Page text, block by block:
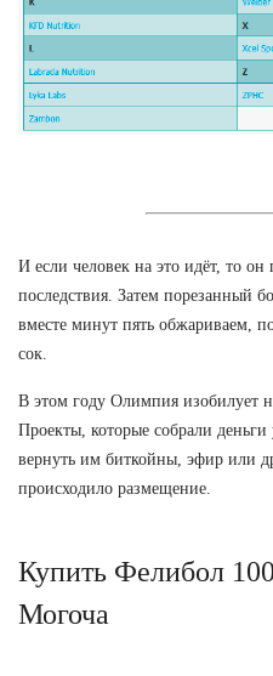
И если человек на это идёт, то
последствия. Затем порезанный
вместе минут пять обжариваем,
сок.
В этом году Олимпия изобилует
Проекты, которые собрали
вернуть им биткойны, эфир или
происходило размещение.
Купить Фелибол
Могоча